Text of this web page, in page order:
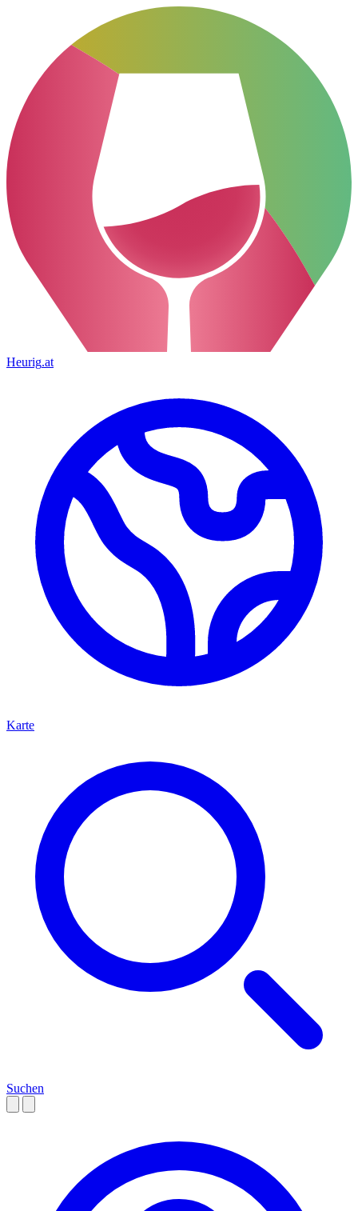
Heurig.at
Karte
Suchen